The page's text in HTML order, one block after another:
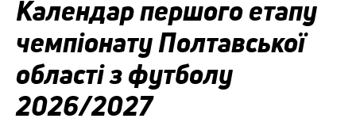
Календар першого етапу
чемпіонату Полтавської
області з футболу
2026/2027